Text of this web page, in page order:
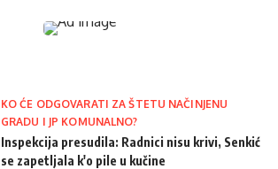
KO ĆE ODGOVARATI ZA ŠTETU NAČINJENU
GRADU I JP KOMUNALNO?
Inspekcija presudila: Radnici nisu krivi, Senkić
se zapetljala k'o pile u kučine